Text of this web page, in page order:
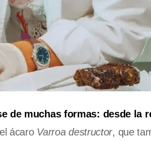
de muchas formas: desde la
ácaro Varroa destructor, que